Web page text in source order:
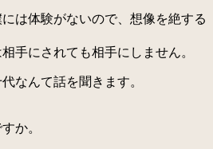
は体験がないので、想像を絶する
手にされても相手にしません。
なんて話を聞きます。
か。